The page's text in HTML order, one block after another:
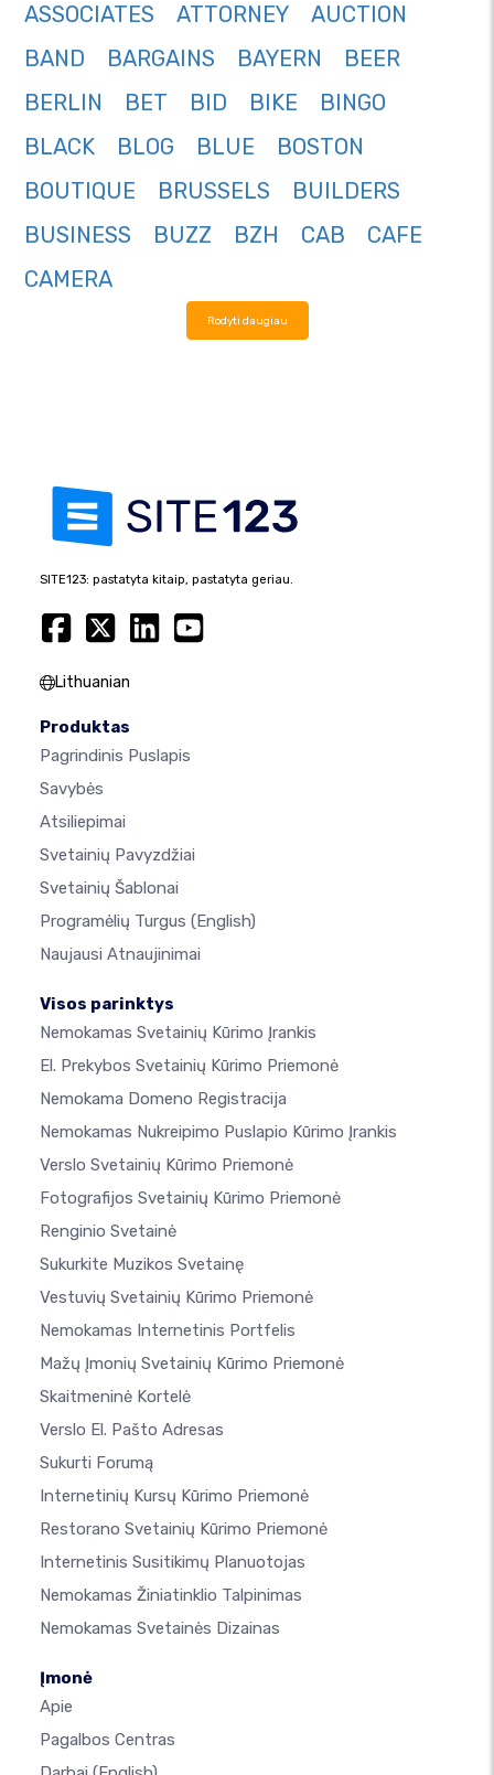
ASSOCIATES
ATTORNEY
AUCTION
BAND
BARGAINS BAYERN
BEER
BERLIN
BET BID BIKE
BINGO
BLACK
BLOG BLUE
BOSTON
BOUTIQUE
BRUSSELS
BUILDERS
BUSINESS
BUZZ BZH CAB
CAFE
CAMERA
Rodyti daugiau
SITE123: pastatyta kitaip, pastatyta geriau.
Lithuanian
Produktas
Pagrindinis Puslapis
Savybės
Atsiliepimai
Svetainių Pavyzdžiai
Svetainių Šablonai
Programėlių Turgus (English)
Naujausi Atnaujinimai
Visos parinktys
Nemokamas Svetainių Kūrimo Įrankis
El. Prekybos Svetainių Kūrimo Priemonė
Nemokama Domeno Registracija
Nemokamas Nukreipimo Puslapio Kūrimo Įrankis
Verslo Svetainių Kūrimo Priemonė
Fotografijos Svetainių Kūrimo Priemonė
Renginio Svetainė
Sukurkite Muzikos Svetainę
Vestuvių Svetainių Kūrimo Priemonė
Nemokamas Internetinis Portfelis
Mažų Įmonių Svetainių Kūrimo Priemonė
Skaitmeninė Kortelė
Verslo El. Pašto Adresas
Sukurti Forumą
Internetinių Kursų Kūrimo Priemonė
Restorano Svetainių Kūrimo Priemonė
Internetinis Susitikimų Planuotojas
Nemokamas Žiniatinklio Talpinimas
Nemokamas Svetainės Dizainas
Įmonė
Apie
Pagalbos Centras